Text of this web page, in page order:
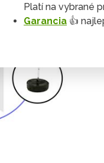
Platí na vybrané
Garancia 👍